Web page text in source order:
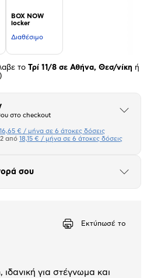
BOX NOW
locker
Διαθέσιμο
το Τρί 11/8 σε Αθήνα, Θεσ/νίκη ή
)
στο checkout
Άνοιξε
κάρτα
16,65 € / μήνα σε 6 άτοκες δόσεις
από 18,15 € / μήνα σε 6 άτοκες δόσεις
σου
Άνοιξε
Εκτύπωσέ το
ιδανική για στέγνωμα και